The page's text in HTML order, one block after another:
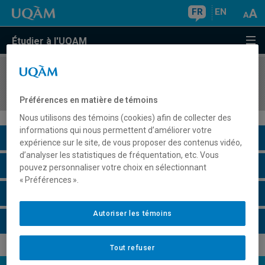
FR EN
Étudier à l'UQAM
COURS//
Description du cours
Horaire - Été 2026
Préférences en matière de témoins
Nous utilisons des témoins (cookies) afin de collecter des
informations qui nous permettent d’améliorer votre
expérience sur le site, de vous proposer des contenus vidéo,
d’analyser les statistiques de fréquentation, etc. Vous
pouvez personnaliser votre choix en sélectionnant
« Préférences ».
Tout refuser
Autoriser les témoins